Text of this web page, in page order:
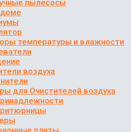
пылесосы
температуры и влажности
воздуха
для Очистителей воздуха